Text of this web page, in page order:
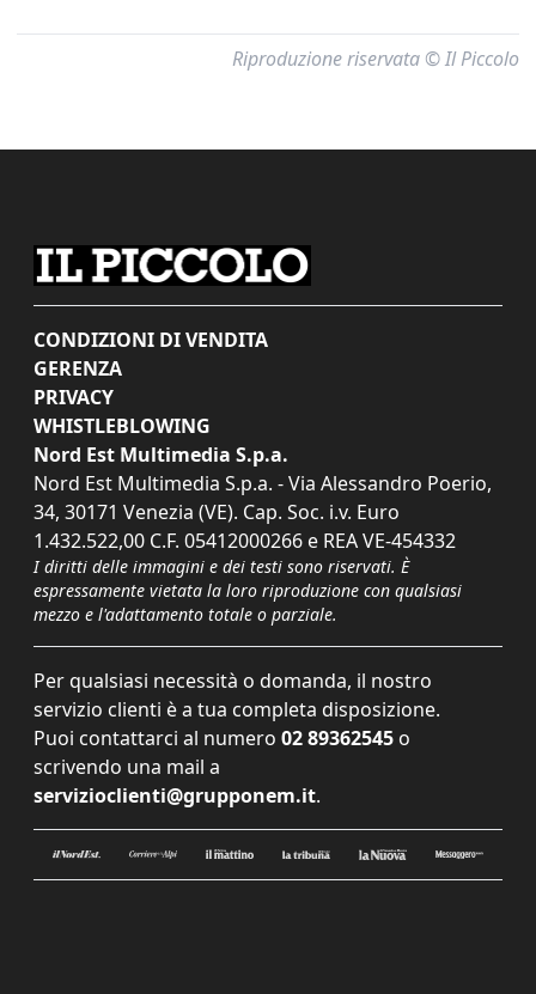
Riproduzione riservata © Il Piccolo
CONDIZIONI DI VENDITA
GERENZA
PRIVACY
WHISTLEBLOWING
Nord Est Multimedia S.p.a.
Nord Est Multimedia S.p.a. - Via Alessandro Poerio,
34, 30171 Venezia (VE). Cap. Soc. i.v. Euro
1.432.522,00 C.F. 05412000266 e REA VE-454332
I diritti delle immagini e dei testi sono riservati. È
espressamente vietata la loro riproduzione con qualsiasi
mezzo e l'adattamento totale o parziale.
Per qualsiasi necessità o domanda, il nostro
servizio clienti è a tua completa disposizione.
Puoi contattarci al numero 02 89362545 o
scrivendo una mail a
servizioclienti@grupponem.it.